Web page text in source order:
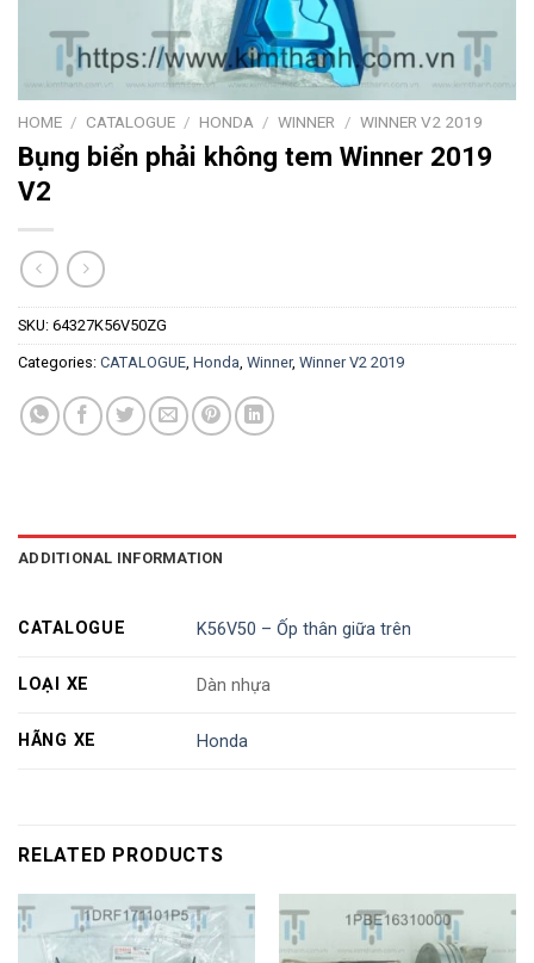
HOME / CATALOGUE / HONDA / WINNER / WINNER V2 2019
Bụng biển phải không tem Winner 2019
V2
SKU: 64327K56V50ZG
Categories: CATALOGUE, Honda, Winner, Winner V2 2019
ADDITIONAL INFORMATION
CATALOGUE K56V50 – Ốp thân giữa trên
LOẠI XE Dàn nhựa
HÃNG XE Honda
RELATED PRODUCTS